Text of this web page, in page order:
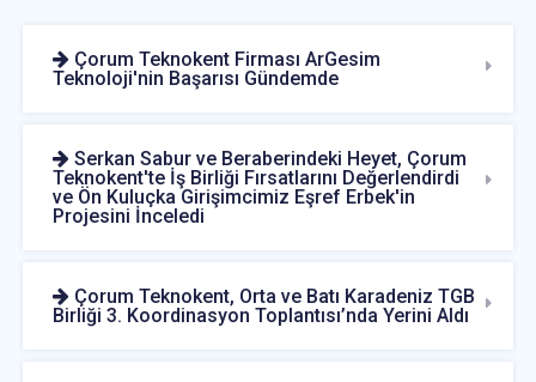
Çorum Teknokent Firması ArGesim
Teknoloji'nin Başarısı Gündemde
Serkan Sabur ve Beraberindeki Heyet, Çorum
Teknokent'te İş Birliği Fırsatlarını Değerlendirdi
ve Ön Kuluçka Girişimcimiz Eşref Erbek'in
Projesini İnceledi
Çorum Teknokent, Orta ve Batı Karadeniz TGB
Birliği 3. Koordinasyon Toplantısı’nda Yerini Aldı